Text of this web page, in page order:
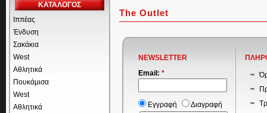
ΚΑΤΑΛΟΓΟΣ
Ιππέας
Ένδυση
Σακάκια
West
Αθλητικά
Πουκάμισα
West
Αθλητικά
The Outlet
NEWSLETTER
Email: *
Εγγραφή Διαγραφή